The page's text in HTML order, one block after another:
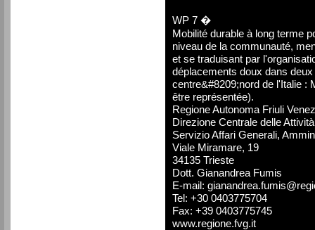
WP 7 �
Mobilité durable à long terme
niveau de la communauté,
et se traduisant par
déplacements doux dans
centre&#8209;nord de l'Italie :
être représentée).
Regione Autonoma Friuli
Direzione Centrale delle
Servizio Affari Generali,
Viale Miramare, 19
34135 Trieste
Dott. Gianandrea Fumis
E-mail:
Tel: +30 0403775704
Fax: +39 0403775745
www.regione.fvg.it